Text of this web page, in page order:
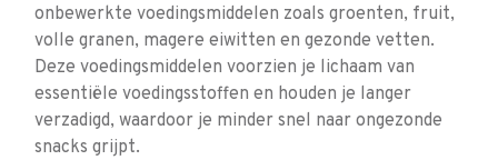
onbewerkte voedingsmiddelen zoals groenten, fruit,
volle granen, magere eiwitten en gezonde vetten.
Deze voedingsmiddelen voorzien je lichaam van
essentiële voedingsstoffen en houden je langer
verzadigd, waardoor je minder snel naar ongezonde
snacks grijpt.